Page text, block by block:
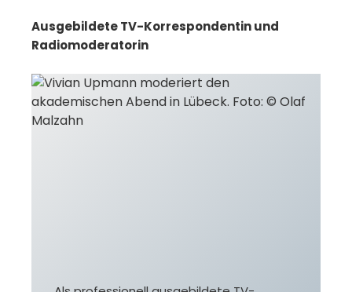
Ausgebildete TV-Korrespondentin und
Radiomoderatorin